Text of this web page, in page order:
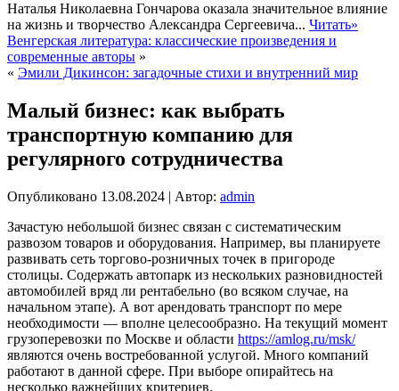
Наталья Николаевна Гончарова оказала значительное влияние
на жизнь и творчество Александра Сергеевича... Читать»
Венгерская литература: классические произведения и
современные авторы »
« Эмили Дикинсон: загадочные стихи и внутренний мир
Малый бизнес: как выбрать
транспортную компанию для
регулярного сотрудничества
Опубликовано 13.08.2024 | Автор: admin
Зачастую небольшой бизнес связан с систематическим
развозом товаров и оборудования. Например, вы планируете
развивать сеть торгово-розничных точек в пригороде
столицы. Содержать автопарк из нескольких разновидностей
автомобилей вряд ли рентабельно (во всяком случае, на
начальном этапе). А вот арендовать транспорт по мере
необходимости — вполне целесообразно. На текущий момент
грузоперевозки по Москве и области https://amlog.ru/msk/
являются очень востребованной услугой. Много компаний
работают в данной сфере. При выборе опирайтесь на
несколько важнейших критериев.